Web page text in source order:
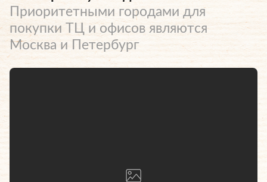
Приоритетными городами для
покупки ТЦ и офисов являются
Москва и Петербург